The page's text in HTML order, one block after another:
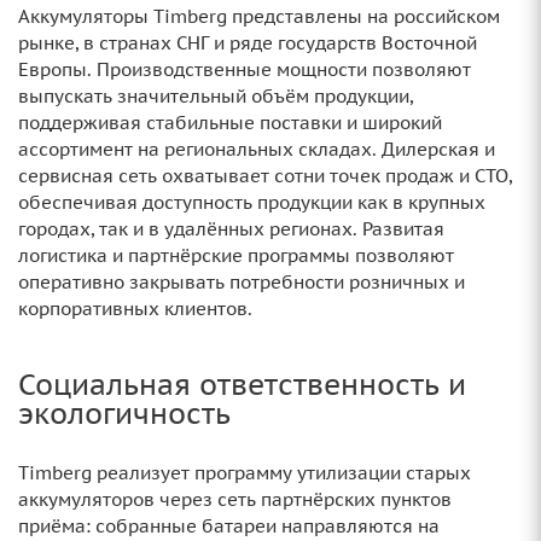
Аккумуляторы Timberg представлены на российском
рынке, в странах СНГ и ряде государств Восточной
Европы. Производственные мощности позволяют
выпускать значительный объём продукции,
поддерживая стабильные поставки и широкий
ассортимент на региональных складах. Дилерская и
сервисная сеть охватывает сотни точек продаж и СТО,
обеспечивая доступность продукции как в крупных
городах, так и в удалённых регионах. Развитая
логистика и партнёрские программы позволяют
оперативно закрывать потребности розничных и
корпоративных клиентов.
Социальная ответственность и
экологичность
Timberg реализует программу утилизации старых
аккумуляторов через сеть партнёрских пунктов
приёма: собранные батареи направляются на